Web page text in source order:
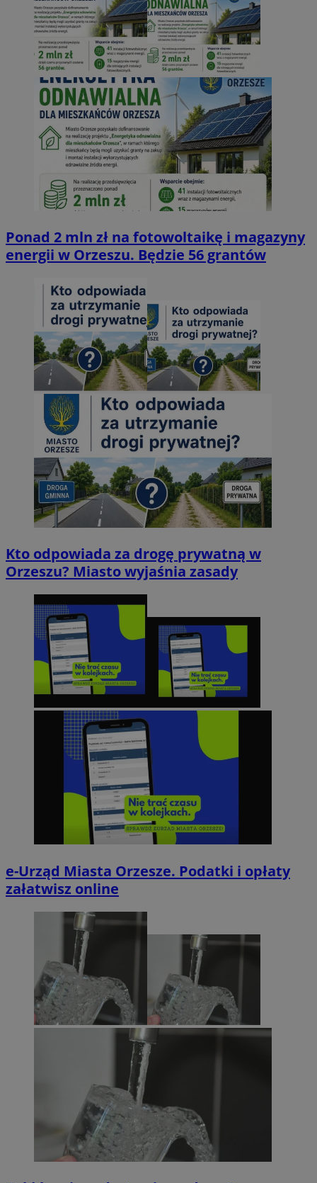
Ponad 2 mln zł na fotowoltaikę i magazyny
energii w Orzeszu. Będzie 56 grantów
Kto odpowiada za drogę prywatną w
Orzeszu? Miasto wyjaśnia zasady
e-Urząd Miasta Orzesze. Podatki i opłaty
załatwisz online